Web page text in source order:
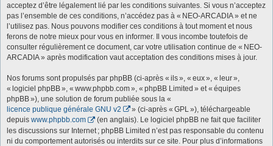
acceptez d’être légalement lié par les conditions suivantes. Si vous n’acceptez
pas l’ensemble de ces conditions, n’accédez pas à « NEO-ARCADIA » et ne
l’utilisez pas. Nous pouvons modifier ces conditions à tout moment et nous
ferons de notre mieux pour vous en informer. Il vous incombe toutefois de
consulter régulièrement ce document, car votre utilisation continue de « NEO-
ARCADIA » après modification vaut acceptation des conditions mises à jour.
Nos forums sont propulsés par phpBB (ci-après « ils », « eux », « leur »,
« logiciel phpBB », « www.phpbb.com », « phpBB Limited » et « équipes
phpBB »), une solution de forum publiée sous la «
licence publique générale GNU v2
» (ci-après « GPL »), téléchargeable
depuis www.phpbb.com
(en anglais). Le logiciel phpBB ne fait que faciliter
les discussions sur Internet ; phpBB Limited n’est pas responsable du contenu
ni du comportement autorisés ou interdits sur ce site. Pour plus d’informations